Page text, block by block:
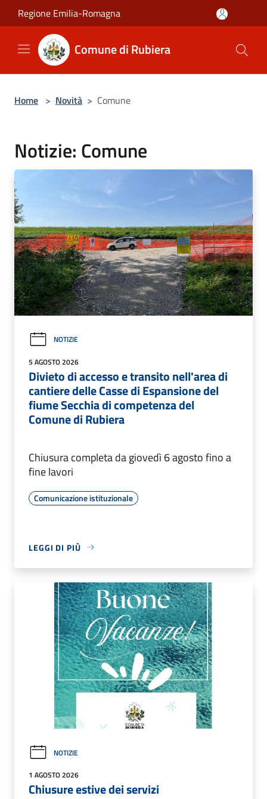
Salta al contenuto principale
Regione Emilia-Romagna
Comune di Rubiera
Home > Novità > Comune
Notizie: Comune
NOTIZIE
5 AGOSTO 2026
Divieto di accesso e transito nell'area di
cantiere delle Casse di Espansione del
fiume Secchia di competenza del
Comune di Rubiera
Chiusura completa da giovedì 6 agosto fino a
fine lavori
Comunicazione istituzionale
LEGGI DI PIÙ
NOTIZIE
1 AGOSTO 2026
Chiusure estive dei servizi